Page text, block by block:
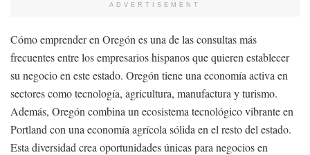
ADVERTISEMENT
Cómo emprender en Oregón es una de las consultas más
frecuentes entre los empresarios hispanos que quieren establecer
su negocio en este estado. Oregón tiene una economía activa en
sectores como tecnología, agricultura, manufactura y turismo.
Además, Oregón combina un ecosistema tecnológico vibrante en
Portland con una economía agrícola sólida en el resto del estado.
Esta diversidad crea oportunidades únicas para negocios en